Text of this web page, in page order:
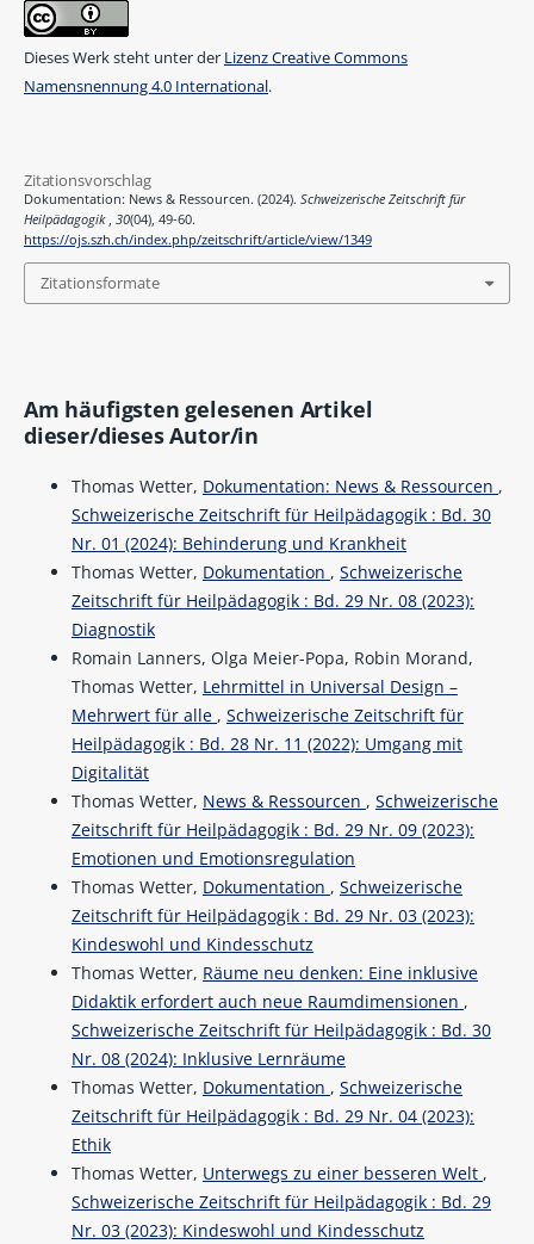
Dieses Werk steht unter der Lizenz Creative Commons
Namensnennung 4.0 International.
Zitationsvorschlag
Dokumentation: News & Ressourcen. (2024). Schweizerische Zeitschrift für
Heilpädagogik 30(04), 49-60.
https://ojs.szh.ch/index.php/zeitschrift/article/view/1349
Zitationsformate
Am häufigsten gelesenen Artikel
dieser/dieses Autor/in
Thomas Wetter, Dokumentation: News & Ressourcen ,
Schweizerische Zeitschrift für Heilpädagogik : Bd. 30
Nr. 01 (2024): Behinderung und Krankheit
Thomas Wetter, Dokumentation , Schweizerische
Zeitschrift für Heilpädagogik : Bd. 29 Nr. 08 (2023):
Diagnostik
Romain Lanners, Olga Meier-Popa, Robin Morand,
Thomas Wetter, Lehrmittel in Universal Design –
Mehrwert für alle , Schweizerische Zeitschrift für
Heilpädagogik : Bd. 28 Nr. 11 (2022): Umgang mit
Digitalität
Thomas Wetter, News & Ressourcen , Schweizerische
Zeitschrift für Heilpädagogik : Bd. 29 Nr. 09 (2023):
Emotionen und Emotionsregulation
Thomas Wetter, Dokumentation , Schweizerische
Zeitschrift für Heilpädagogik : Bd. 29 Nr. 03 (2023):
Kindeswohl und Kindesschutz
Thomas Wetter, Räume neu denken: Eine inklusive
Didaktik erfordert auch neue Raumdimensionen ,
Schweizerische Zeitschrift für Heilpädagogik : Bd. 30
Nr. 08 (2024): Inklusive Lernräume
Thomas Wetter, Dokumentation , Schweizerische
Zeitschrift für Heilpädagogik : Bd. 29 Nr. 04 (2023):
Ethik
Thomas Wetter, Unterwegs zu einer besseren Welt ,
Schweizerische Zeitschrift für Heilpädagogik : Bd. 29
Nr. 03 (2023): Kindeswohl und Kindesschutz